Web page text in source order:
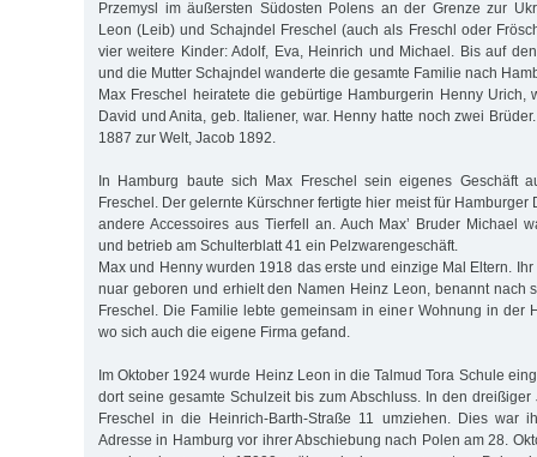
Przemysl im äußersten Südosten Polens an der Grenze zur
Leon (Leib) und Schajndel Freschel (auch als Freschl oder
vier weitere Kinder: Adolf, Eva, Heinrich und Michael. Bis auf
und die Mutter Schajn­del wanderte die gesamte Familie nach
Max Freschel heiratete die gebürtige Hamburgerin Henny Urich,
David und Anita, geb. Italiener, war. Henny hatte noch zwei
1887 zur Welt, Jacob 1892.
In Hamburg baute sich Max Freschel sein eigenes Geschäft
Freschel. Der gelernte Kürschner fertigte hier meist für Hamburger
andere Acces­soires aus Tierfell an. Auch Max’ Bruder Michael
und betrieb am Schulterblatt 41 ein Pelzwarengeschäft.
Max und Henny wurden 1918 das erste und einzige Mal Eltern.
nuar geboren und erhielt den Namen Heinz Leon, benannt nach
Fre­schel. Die Familie lebte gemeinsam in einer Wohnung in der
wo sich auch die eigene Firma gefand.
Im Oktober 1924 wurde Heinz Leon in die Talmud Tora Schule
dort seine gesamte Schulzeit bis zum Abschluss. In den dreißiger
Fre­schel in die Heinrich-Barth-Straße 11 umziehen. Dies war
Adresse in Hamburg vor ihrer Abschiebung nach Polen am 28.